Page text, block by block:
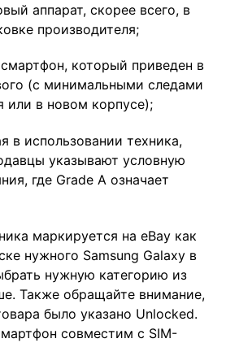
аппарат, скорее всего, в
производителя;
который приведен в
(с минимальными следами
или в новом корпусе);
в использовании техника,
указывают условную
где Grade A означает
маркируется на eBay как
нужного Samsung Galaxy в
нужную категорию из
Также обращайте внимание,
было указано Unlocked.
совместим с SIM-